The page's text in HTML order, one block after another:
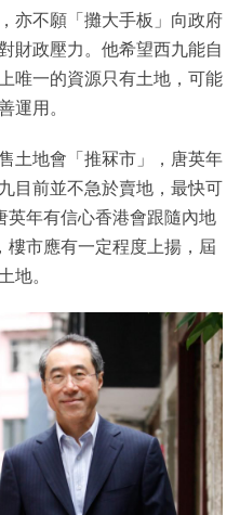
亦不願「攤大手板」向政府
財政壓力。他希望西九能自
唯一的資源只有土地，可能
運用。
土地會「推冧市」，唐英年
目前並不急於賣地，最快可
英年有信心香港會跟隨內地
樓市應有一定程度上揚，屆
地。